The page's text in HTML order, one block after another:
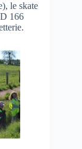
le skate
166